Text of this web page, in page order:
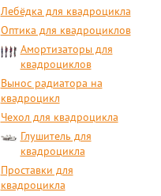
Лебёдка для квадроцикла
Оптика для квадроциклов
Амортизаторы для
квадроциклов
Вынос радиатора на
квадроцикл
Чехол для квадроцикла
Глушитель для
квадроцикла
Проставки для
квадроцикла